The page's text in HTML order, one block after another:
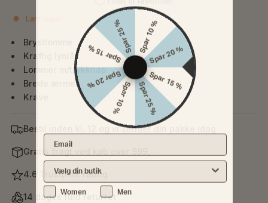
Lavt lager
Brystlomme
Kraftig lynlås
Lommer m/trykknap.
Brede ærmer
Krave
Bestil inden kl. 12 og vi sender din pakke idag
Gratis fragt ved køb over 599,-
4.6 Trustpilot rating
14 dages fuld returret
Spar 10 %
Spar 20 %
Spar 15 %
Spar 25 %
Spar 10 %
Spar 20 %
Spar 15 %
Spar 25 %
Email
Vælg din nærmeste butik
Køn Women Men